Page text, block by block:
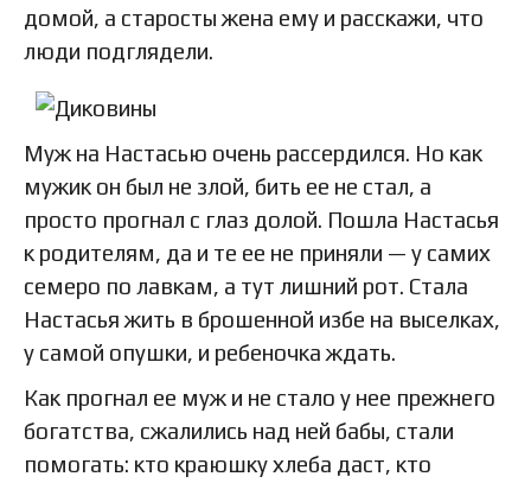
домой, а старосты жена ему и расскажи, что
люди подглядели.
Муж на Настасью очень рассердился. Но как
мужик он был не злой, бить ее не стал, а
просто прогнал с глаз долой. Пошла Настасья
к родителям, да и те ее не приняли — у самих
семеро по лавкам, а тут лишний рот. Стала
Настасья жить в брошенной избе на выселках,
у самой опушки, и ребеночка ждать.
Как прогнал ее муж и не стало у нее прежнего
богатства, сжалились над ней бабы, стали
помогать: кто краюшку хлеба даст, кто